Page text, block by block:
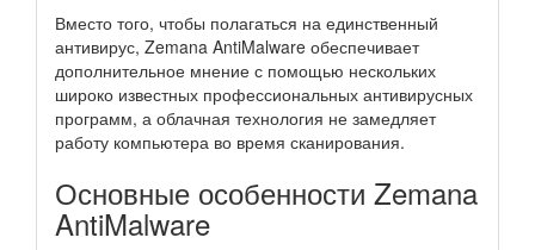
Вместо того, чтобы полагаться на единственный
антивирус, Zemana AntiMalware обеспечивает
дополнительное мнение с помощью нескольких
широко известных профессиональных антивирусных
программ, а облачная технология не замедляет
работу компьютера во время сканирования.
Основные особенности Zemana
AntiMalware